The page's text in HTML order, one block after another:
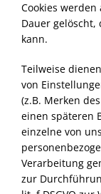
Cookies
Dauer gelöscht,
kann.
Teilweise
von
(z.B. Merken
einen späteren
einzelne von
Verarbeitung
zur